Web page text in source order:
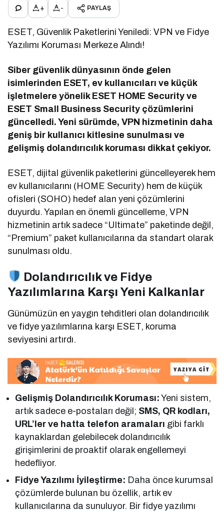
+ - PAYLAŞ
ESET, Güvenlik Paketlerini Yeniledi: VPN ve Fidye
Yazılımı Koruması Merkeze Alındı!
Siber güvenlik dünyasının önde gelen
isimlerinden ESET, ev kullanıcıları ve küçük
işletmelere yönelik ESET HOME Security ve
ESET Small Business Security çözümlerini
güncelledi. Yeni sürümde, VPN hizmetinin daha
geniş bir kullanıcı kitlesine sunulması ve
gelişmiş dolandırıcılık koruması dikkat çekiyor.
ESET, dijital güvenlik paketlerini güncelleyerek hem
ev kullanıcılarını (HOME Security) hem de küçük
ofisleri (SOHO) hedef alan yeni çözümlerini
duyurdu. Yapılan en önemli güncelleme, VPN
hizmetinin artık sadece “Ultimate” paketinde değil,
“Premium” paket kullanıcılarına da standart olarak
sunulması oldu.
Dolandırıcılık ve Fidye
Yazılımlarına Karşı Yeni Kalkanlar
Günümüzün en yaygın tehditleri olan dolandırıcılık
ve fidye yazılımlarına karşı ESET, koruma
seviyesini artırdı.
Gelişmiş Dolandırıcılık Koruması: Yeni sistem,
artık sadece e-postaları değil; SMS, QR kodları,
URL’ler ve hatta telefon aramaları gibi farklı
kaynaklardan gelebilecek dolandırıcılık
girişimlerini de proaktif olarak engellemeyi
hedefliyor.
Fidye Yazılımı İyileştirme: Daha önce kurumsal
çözümlerde bulunan bu özellik, artık ev
kullanıcılarına da sunuluyor. Bir fidye yazılımı